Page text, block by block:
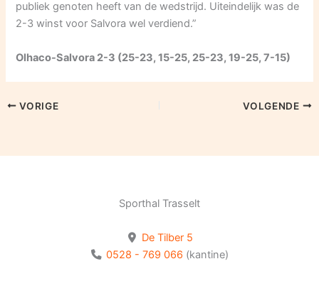
publiek genoten heeft van de wedstrijd. Uiteindelijk was de
2-3 winst voor Salvora wel verdiend.”
Olhaco-Salvora 2-3 (25-23, 15-25, 25-23, 19-25, 7-15)
VORIGE VOLGENDE
Sporthal Trasselt
De Tilber 5
0528 - 769 066 (kantine)